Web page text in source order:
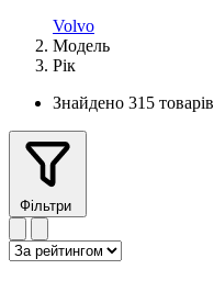
Volvo
Модель
Рік
Знайдено 315 товарів
Фільтри